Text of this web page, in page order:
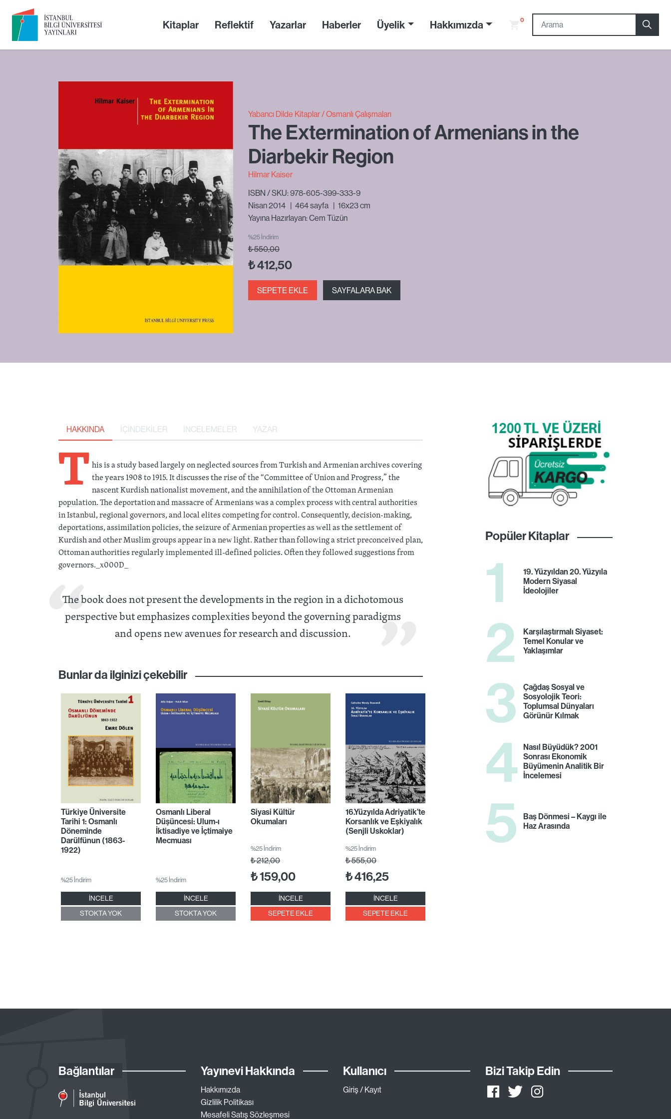
Kitaplar Reflektif Yazarlar Haberler Üyelik Hakkımızda 0
Yabancı Dilde Kitaplar Osmanlı Çalışmaları
The Extermination of Armenians in the
Diarbekir Region
Hilmar Kaiser
ISBN / SKU: 978-605-399-333-9
Nisan 2014 | 464sayfa | 16x23 cm
Yayına Hazırlayan: Cem Tüzün
%25 İndirim
₺550,00
₺412,50
SEPETE EKLE SAYFALARA BAK
HAKKINDA İÇİNDEKİLER İNCELEMELER YAZAR
This is a study based largely on neglected sources from Turkish and Armenian archives covering
the years 1908 to 1915. It discusses the rise of the “Committee of Union and Progress,” the
nascent Kurdish nationalist movement, and the annihilation of the Ottoman Armenian
population. The deportation and massacre of Armenians was a complex process with central authorities
in Istanbul, regional governors, and local elites competing for control. Consequently, decision-making,
deportations, assimilation policies, the seizure of Armenian properties as well as the settlement of
Kurdish and other Muslim groups appear in a new light. Rather than following a strict preconceived plan,
Ottoman authorities regularly implemented ill-defined policies. Often they followed suggestions from
governors._x000D_
The book does not present the developments in the region in a dichotomous
perspective but emphasizes complexities beyond the governing paradigms
and opens new avenues for research and discussion.
Bunlar da ilginizi çekebilir
Türkiye Üniversite
Tarihi 1: Osmanlı
Döneminde
Darülfünun (1863-
1922)
%25 İndirim
İNCELE
STOKTA YOK
Osmanlı Liberal
Düşüncesi: Ulum-ı
İktisadiye ve İçtimaiye
Mecmuası
%25 İndirim
İNCELE
STOKTA YOK
Siyasi Kültür
Okumaları
%25 İndirim
₺212,00
₺159,00
İNCELE
SEPETE EKLE
16.Yüzyılda Adriyatik’te
Korsanlık ve Eşkiyalık
(Senjli Uskoklar)
%25 İndirim
₺555,00
₺416,25
İNCELE
SEPETE EKLE
Popüler Kitaplar
1
19. Yüzyıldan 20. Yüzyıla
Modern Siyasal
İdeolojiler
2
Karşılaştırmalı Siyaset:
Temel Konular ve
Yaklaşımlar
3
Çağdaş Sosyal ve
Sosyolojik Teori:
Toplumsal Dünyaları
Görünür Kılmak
4 Nasıl Büyüdük? 2001
Sonrası Ekonomik
Büyümenin Analitik Bir
İncelemesi
5
Baş Dönmesi – Kaygı ile
Haz Arasında
Bağlantılar Yayınevi Hakkında
Hakkımızda
Gizlilik Politikası
Mesafeli Satış Sözleşmesi
Kullanıcı
Giriş / Kayıt
Bizi Takip Edin